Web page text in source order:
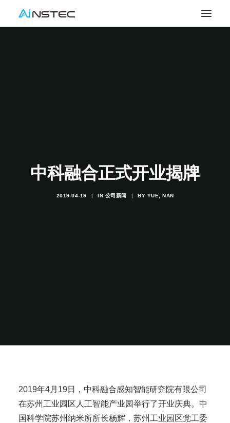
中科融合正式开业揭牌
2019-04-19 | IN 公司新闻 | BY YUE, NAN
2019年4月19日，中科融合感知智能研究院有限公司
在苏州工业园区人工智能产业园举行了开业庆典。中
国科学院苏州纳米所所长杨辉，苏州工业园区党工委